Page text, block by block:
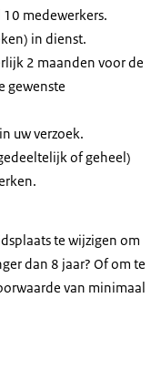
medewerkers.
in dienst.
2 maanden voor de
gewenste
uw verzoek.
of geheel)
te wijzigen om
dan 8 jaar? Of om te
van minimaal